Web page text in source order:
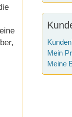
Mein
Meine